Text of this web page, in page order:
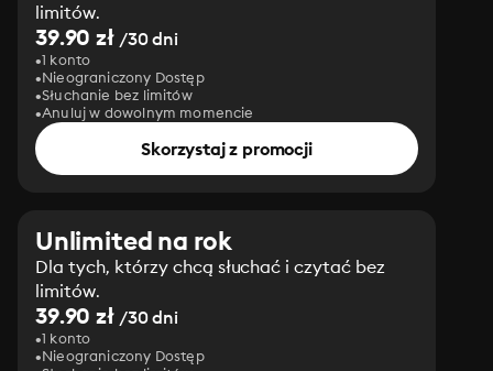
limitów.
39.90 zł/30 dni
1 konto
Nieograniczony Dostęp
Słuchanie bez limitów
Anuluj w dowolnym momencie
Skorzystaj z promocji
Unlimited na rok
Dla tych, którzy chcą słuchać i czytać bez
limitów.
39.90 zł/30 dni
1 konto
Nieograniczony Dostęp